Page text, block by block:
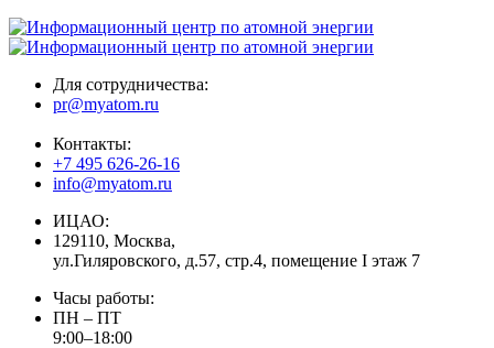
Для сотрудничества:
pr@myatom.ru
Контакты:
+7 495 626-26-16
info@myatom.ru
ИЦАО:
129110, Москва,
ул.Гиляровского, д.57, стр.4, помещение I этаж 7
Часы работы:
ПН – ПТ
9:00–18:00